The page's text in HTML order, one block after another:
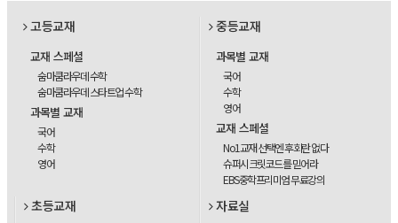
고등교재
교재 스페셜
숨마쿰라우데 수학
숨마쿰라우데 스타트업 수학
과목별 교재
국어
수학
영어
중등교재
과목별 교재
국어
수학
영어
교재 스페셜
No1교재 선택엔 후회란 없다
슈퍼시크릿코드를 믿어라
EBS중학프리미엄 무료강의
초등교재 자료실